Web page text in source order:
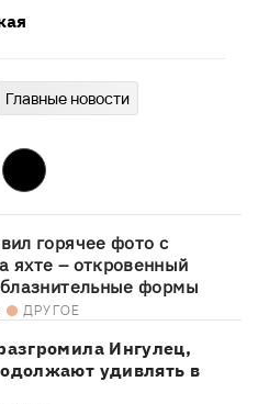
Главныe новости
горячее фото с
яхте – откровенный
формы
ДРУГОЕ
Ингулец,
удивлять в